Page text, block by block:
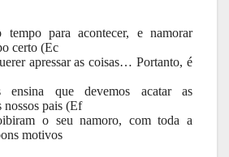
para acontecer, e namorar
certo (Ec
apressar as coisas… Portanto, é
ensina que devemos acatar as
nossos pais (Ef
o seu namoro, com toda a
motivos